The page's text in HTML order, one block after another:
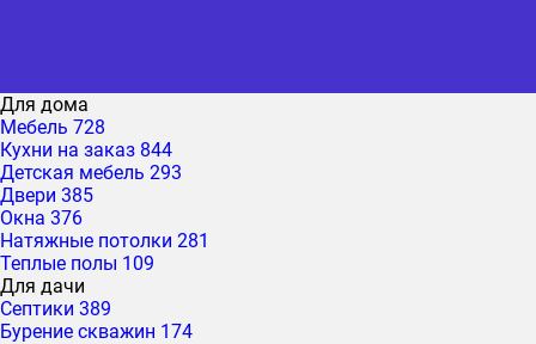
Для дома
Мебель 728
Кухни на заказ 844
Детская мебель 293
Двери 385
Окна 376
Натяжные потолки 281
Теплые полы 109
Для дачи
Септики 389
Бурение скважин 174